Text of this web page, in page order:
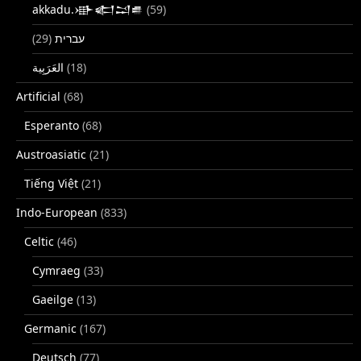
akkadu.𒀝𒅗𒁺𒌑 (59)
עברית (29)
(18)
Artificial (68)
Esperanto (68)
Austroasiatic (21)
Tiếng Việt (21)
Indo-European (833)
Celtic (46)
Cymraeg (33)
Gaeilge (13)
Germanic (167)
Deutsch (77)